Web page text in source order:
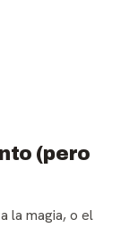
(pero
la magia, o el